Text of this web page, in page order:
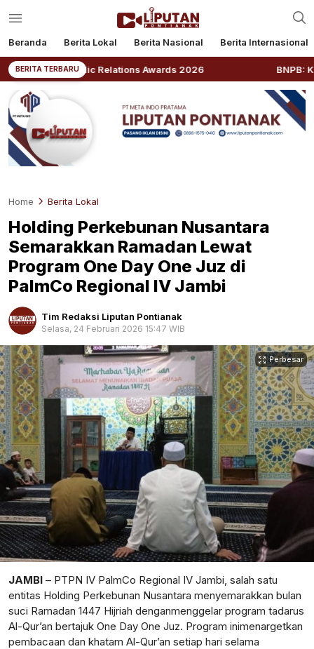
Beranda Berita Lokal Berita Nasional Berita Internasional
BERITA TERBARU
Public Relations Awards 2026 BNPB: Kalbar
Home Berita Lokal
Holding Perkebunan Nusantara
Semarakkan Ramadan Lewat
Program One Day One Juz di
PalmCo Regional IV Jambi
Tim Redaksi Liputan Pontianak
Selasa, 24 Februari 2026 15:47 WIB
Perbesar
JAMBI – PTPN IV PalmCo Regional IV Jambi, salah satu
entitas Holding Perkebunan Nusantara menyemarakkan bulan
suci Ramadan 1447 Hijriah denganmenggelar program tadarus
Al-Qur’an bertajuk One Day One Juz. Program inimenargetkan
pembacaan dan khatam Al-Qur’an setiap hari selama